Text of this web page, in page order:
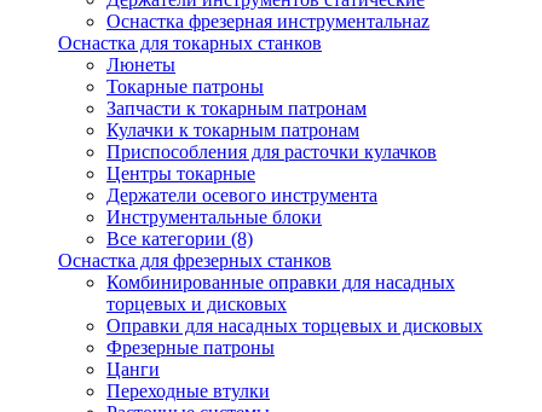
Оснастка фрезерная инструментальнаz
Оснастка для токарных станков
Люнеты
Токарные патроны
Запчасти к токарным патронам
Кулачки к токарным патронам
Приспособления для расточки кулачков
Центры токарные
Держатели осевого инструмента
Инструментальные блоки
Все категории (8)
Оснастка для фрезерных станков
Комбинированные оправки для насадных
торцевых и дисковых
Оправки для насадных торцевых и дисковых
Фрезерные патроны
Цанги
Переходные втулки